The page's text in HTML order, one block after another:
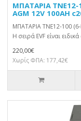
ΜΠΑΤΑΡΙΑ TNE12-
AGM 12V 100AH
ΜΠΑΤΑΡΙΑ TNE12-100 (6-
Η σειρά EVF είναι
220,00€
Χωρίς ΦΠΑ: 177,42€